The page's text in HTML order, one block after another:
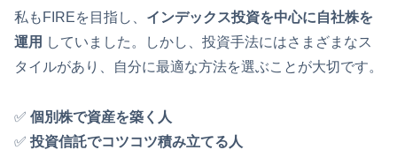
私もFIREを目指し、 インデックス投資を中心に自社株を
運用 していました。しかし、投資手法にはさまざまなス
タイルがあり、自分に最適な方法を選ぶことが大切です。
✅ 個別株で資産を築く人
✅ 投資信託でコツコツ積み立てる人